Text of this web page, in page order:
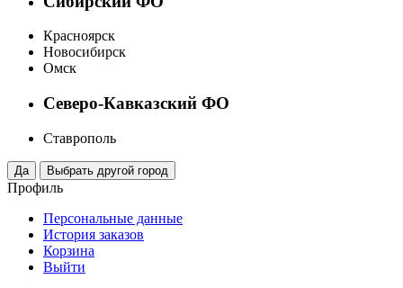
Красноярск
Новосибирск
Омск
Северо-Кавказский ФО
Ставрополь
Профиль
Персональные данные
История заказов
Корзина
Выйти